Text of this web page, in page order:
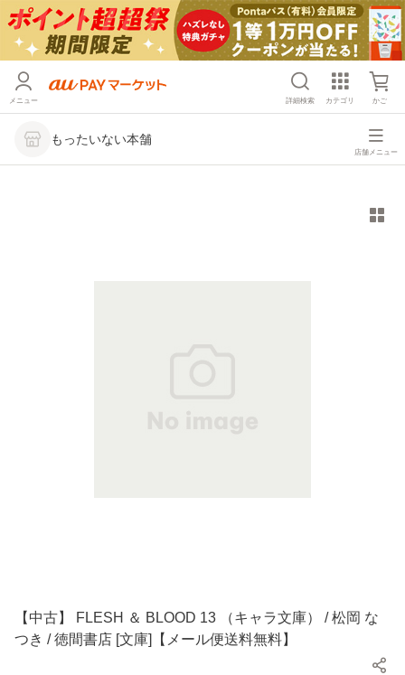
メニュー 詳細検索 カテゴリ かご
もったいない本舗
店舗メニュー
【中古】 FLESH ＆ BLOOD 13 （キャラ文庫） / 松岡 な
つき / 徳間書店 [文庫]【メール便送料無料】